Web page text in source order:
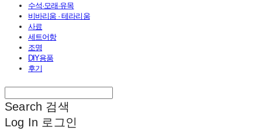
수석·모래·유목
비바리움 · 테라리움
사료
세트어항
조명
DIY용품
후기
Search 검색
Log In 로그인